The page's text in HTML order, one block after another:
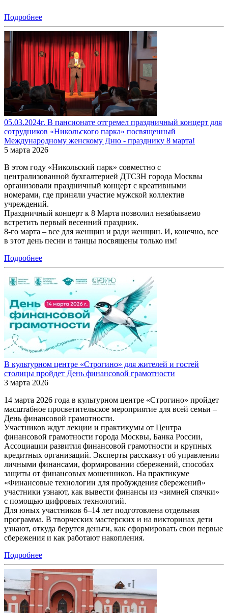
Подробнее
05.03.2024г. В пансионате отгремел праздничный концерт для
сотрудников «Никольского парка» посвященный
Международному женскому Дню - празднику 8 марта!
5 марта 2026
В этом году «Никольский парк» совместно с
централизованной бухгалтерией ДТСЗН города Москвы
организовали праздничный концерт с креативными
номерами, где приняли участие мужской коллектив
учреждений.
Праздничный концерт к 8 Марта позволил незабываемо
встретить первый весенний праздник.
8-го марта – все для женщин и ради женщин. И, конечно, все
в этот день песни и танцы посвящены только им!
Подробнее
В культурном центре «Строгино» для жителей и гостей
столицы пройдет День финансовой грамотности
3 марта 2026
14 марта 2026 года в культурном центре «Строгино» пройдет
масштабное просветительское мероприятие для всей семьи ‒
День финансовой грамотности.
Участников ждут лекции и практикумы от Центра
финансовой грамотности города Москвы, Банка России,
Ассоциации развития финансовой грамотности и крупных
кредитных организаций. Эксперты расскажут об управлении
личными финансами, формировании сбережений, способах
защиты от финансовых мошенников. На практикуме
«Финансовые технологии для пробуждения сбережений»
участники узнают, как вывести финансы из «зимней спячки»
с помощью цифровых технологий.
Для юных участников 6–14 лет подготовлена отдельная
программа. В творческих мастерских и на викторинах дети
узнают, откуда берутся деньги, как сформировать свои первые
сбережения и как работают накопления.
Подробнее